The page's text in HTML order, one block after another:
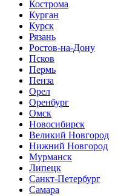
Кострома
Курган
Курск
Рязань
Ростов-на-Дону
Псков
Пермь
Пенза
Орел
Оренбург
Омск
Новосибирск
Великий Новгород
Нижний Новгород
Мурманск
Липецк
Санкт-Петербург
Самара